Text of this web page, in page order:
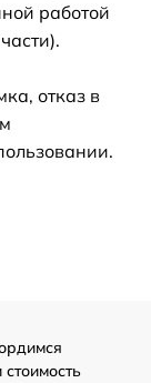
работой
отказ в